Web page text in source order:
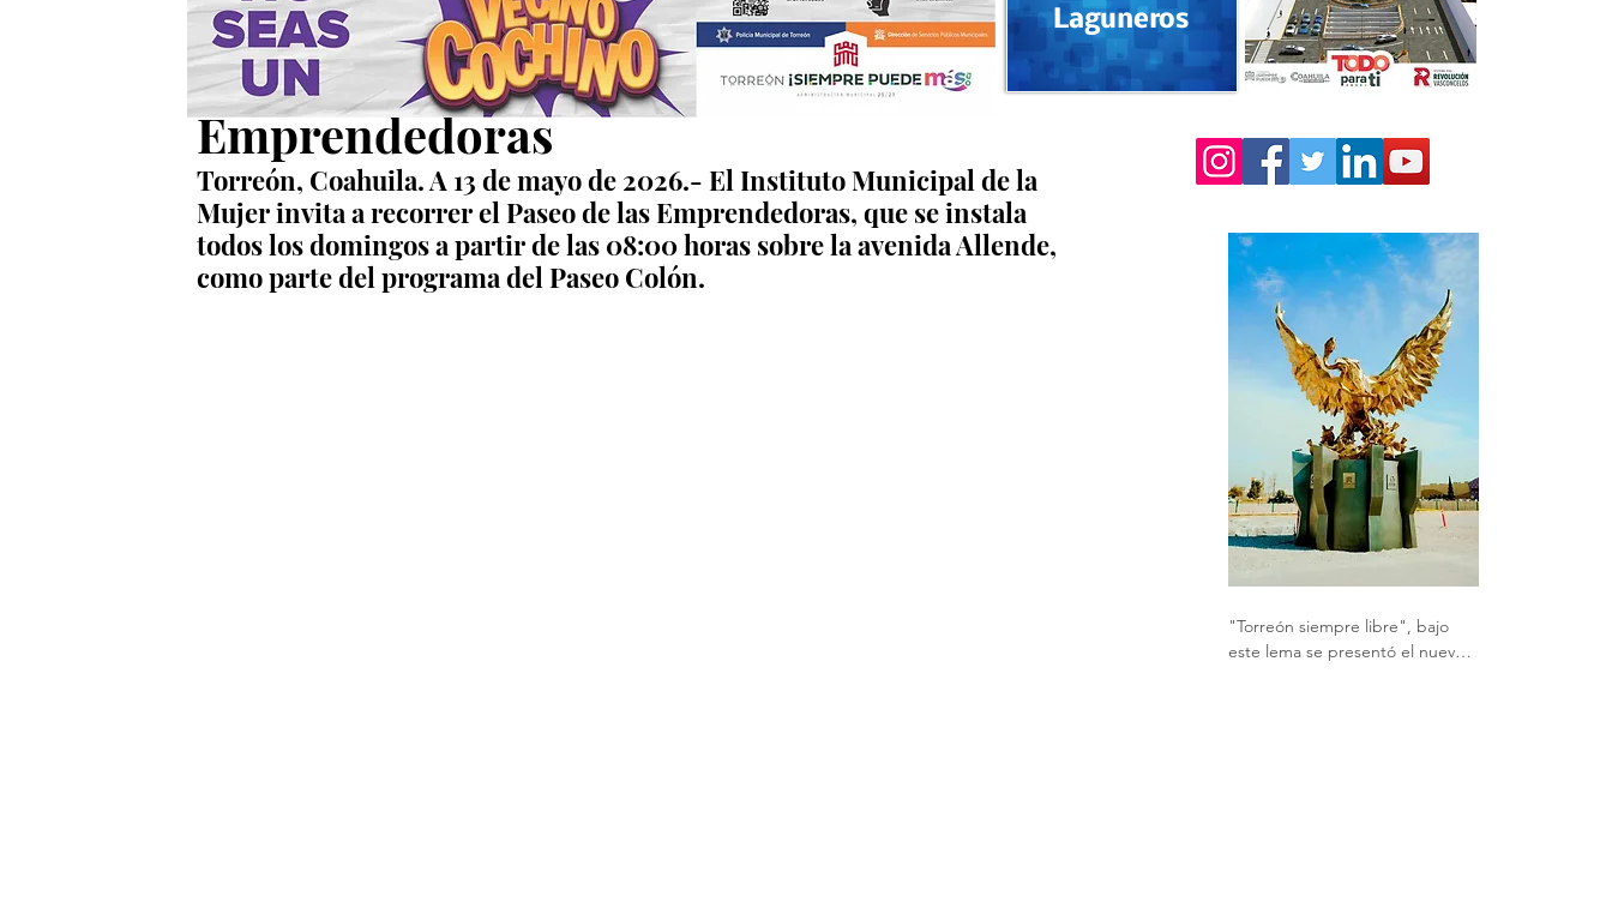
Invitan a recorrer el Paseo de las
Emprendedoras
Torreón, Coahuila. A 13 de mayo de 2026.- El Instituto Municipal de la
Mujer invita a recorrer el Paseo de las Emprendedoras, que se instala
todos los domingos a partir de las 08:00 horas sobre la avenida Allende,
como parte del programa del Paseo Colón.
Laguneros
"Torreón siempre libre", bajo
este lema se presentó el nuevo